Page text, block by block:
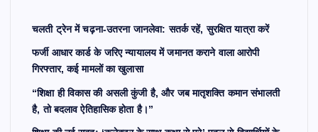
चलती ट्रेन में चढ़ना-उतरना जानलेवा: सतर्क रहें, सुरक्षित यात्रा करें
फर्जी आधार कार्ड के जरिए न्यायालय में जमानत कराने वाला आरोपी
गिरफ्तार, कई मामलों का खुलासा
“शिक्षा ही विकास की असली कुंजी है, और जब मातृशक्ति कमान संभालती
है, तो बदलाव ऐतिहासिक होता है।”